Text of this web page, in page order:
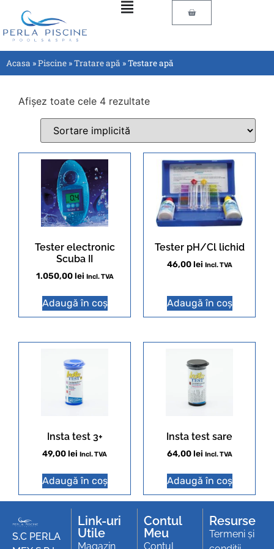
Acasa »Piscine »Tratare apă »Testare apă
Afișez toate cele 4 rezultate
Tester electronic
Scuba II
1.050,00lei Incl. TVA
Adaugă în coș
Tester pH/Cl lichid
46,00lei Incl. TVA
Adaugă în coș
Insta test 3+
49,00lei Incl. TVA
Adaugă în coș
Insta test sare
64,00lei Incl. TVA
Adaugă în coș
S.C PERLA
Link-uri
Utile
Magazin
Contul
Meu
Contul
Resurse
Termeni și